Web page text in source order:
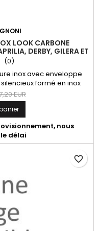
LOOK CARBONE
DERBY, GILERA ET
(0)
inox avec enveloppe
formé en inox
Ce système est
le catalyseur optionnel
EUR
nous
délai
favorite_border